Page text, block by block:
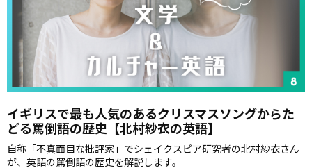
イギリスで最も人気のあるクリスマスソングからた
どる罵倒語の歴史【北村紗衣の英語】
自称「不真面目な批評家」でシェイクスピア研究者の北村紗衣さん
が、英語の罵倒語の歴史を解説します。